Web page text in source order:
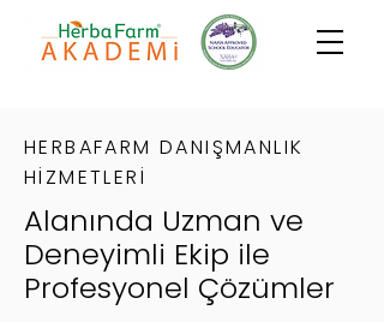
HERBAFARM DANIŞMANLIK
HİZMETLERİ
Alanında Uzman ve
Deneyimli Ekip ile
Profesyonel Çözümler